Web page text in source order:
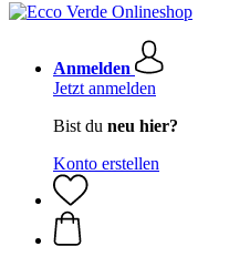
Anmelden
Jetzt anmelden
Bist du neu hier?
Konto erstellen